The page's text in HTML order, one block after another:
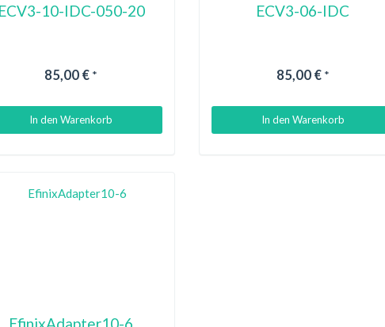
ECV3-10-IDC-050-20
85,00 € *
In den Warenkorb
ECV3-06-IDC
85,00 €*
In den Warenkorb